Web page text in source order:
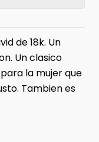
de 18k. Un
Un clasico
la mujer que
Tambien es